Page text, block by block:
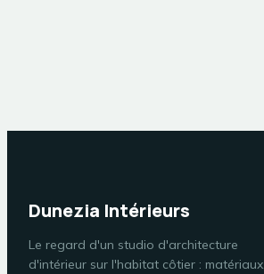
Dunezia Intérieurs
Le regard d'un studio d'architecture
d'intérieur sur l'habitat côtier : matériaux,